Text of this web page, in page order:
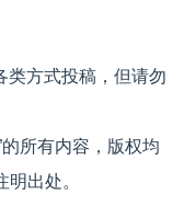
类方式投稿，但请勿
所有内容，版权均
明出处。